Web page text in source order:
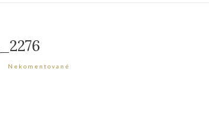
Nekomentované